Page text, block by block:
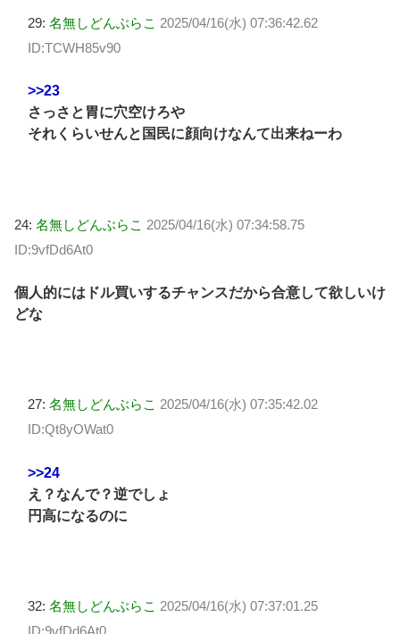
29: 名無しどんぶらこ 2025/04/16(水) 07:36:42.62
ID:TCWH85v90
>>23
さっさと胃に穴空けろや
それくらいせんと国民に顔向けなんて出来ねーわ
24: 名無しどんぶらこ 2025/04/16(水) 07:34:58.75
ID:9vfDd6At0
個人的にはドル買いするチャンスだから合意して欲しいけ
どな
27: 名無しどんぶらこ 2025/04/16(水) 07:35:42.02
ID:Qt8yOWat0
>>24
え？なんで？逆でしょ
円高になるのに
32: 名無しどんぶらこ 2025/04/16(水) 07:37:01.25